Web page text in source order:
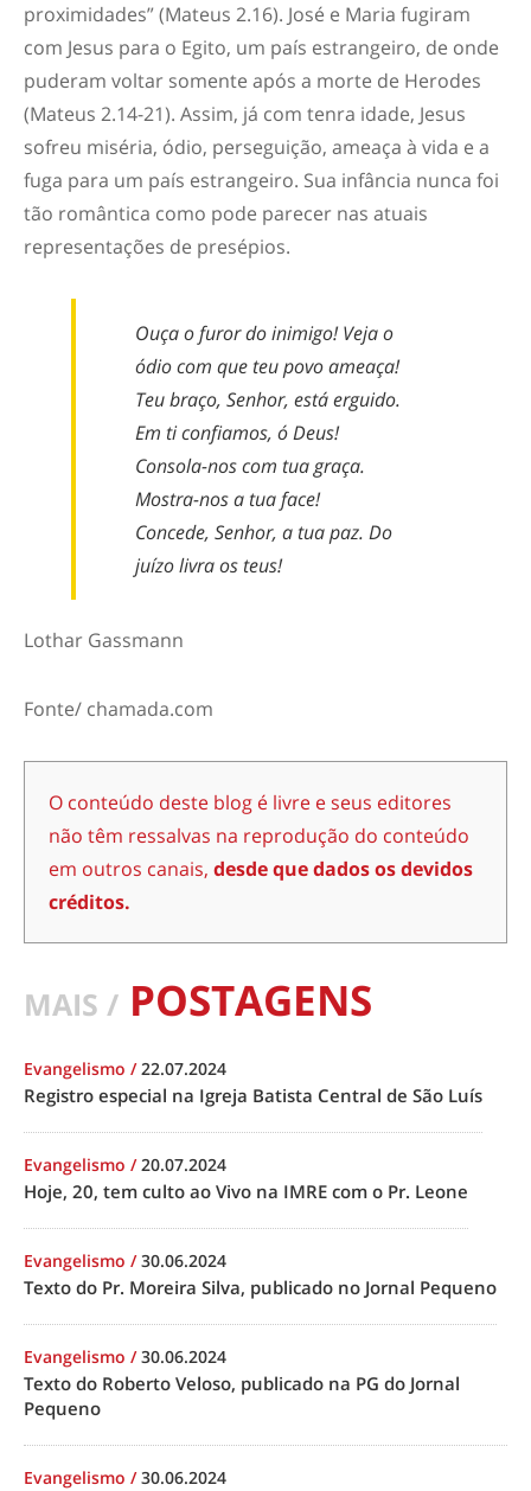
proximidades” (Mateus 2.16). José e Maria fugiram
com Jesus para o Egito, um país estrangeiro, de onde
puderam voltar somente após a morte de Herodes
(Mateus 2.14-21). Assim, já com tenra idade, Jesus
sofreu miséria, ódio, perseguição, ameaça à vida e a
fuga para um país estrangeiro. Sua infância nunca foi
tão romântica como pode parecer nas atuais
representações de presépios.
Ouça o furor do inimigo! Veja o
ódio com que teu povo ameaça!
Teu braço, Senhor, está erguido.
Em ti confiamos, ó Deus!
Consola-nos com tua graça.
Mostra-nos a tua face!
Concede, Senhor, a tua paz. Do
juízo livra os teus!
Lothar Gassmann
Fonte/ chamada.com
O conteúdo deste blog é livre e seus editores
não têm ressalvas na reprodução do conteúdo
em outros canais, desde que dados os devidos
créditos.
MAIS / POSTAGENS
Evangelismo /22.07.2024
Registro especial na Igreja Batista Central de São Luís
Evangelismo /20.07.2024
Hoje, 20, tem culto ao Vivo na IMRE com o Pr. Leone
Evangelismo /30.06.2024
Texto do Pr. Moreira Silva, publicado no Jornal Pequeno
Evangelismo /30.06.2024
Texto do Roberto Veloso, publicado na PG do Jornal
Pequeno
Evangelismo /30.06.2024